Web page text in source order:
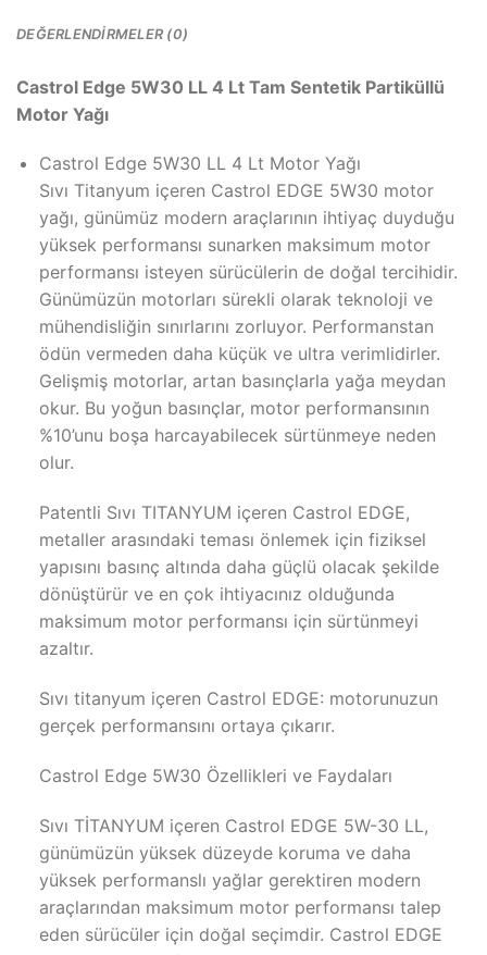
DEĞERLENDIRMELER (0)
Castrol Edge 5W30 LL 4 Lt Tam Sentetik Partiküllü
Motor Yağı
Castrol Edge 5W30 LL 4 Lt Motor Yağı
Sıvı Titanyum içeren Castrol EDGE 5W30 motor
yağı, günümüz modern araçlarının ihtiyaç duyduğu
yüksek performansı sunarken maksimum motor
performansı isteyen sürücülerin de doğal tercihidir.
Günümüzün motorları sürekli olarak teknoloji ve
mühendisliğin sınırlarını zorluyor. Performanstan
ödün vermeden daha küçük ve ultra verimlidirler.
Gelişmiş motorlar, artan basınçlarla yağa meydan
okur. Bu yoğun basınçlar, motor performansının
%10’unu boşa harcayabilecek sürtünmeye neden
olur.
Patentli Sıvı TITANYUM içeren Castrol EDGE,
metaller arasındaki teması önlemek için fiziksel
yapısını basınç altında daha güçlü olacak şekilde
dönüştürür ve en çok ihtiyacınız olduğunda
maksimum motor performansı için sürtünmeyi
azaltır.
Sıvı titanyum içeren Castrol EDGE: motorunuzun
gerçek performansını ortaya çıkarır.
Castrol Edge 5W30 Özellikleri ve Faydaları
Sıvı TİTANYUM içeren Castrol EDGE 5W-30 LL,
günümüzün yüksek düzeyde koruma ve daha
yüksek performanslı yağlar gerektiren modern
araçlarından maksimum motor performansı talep
eden sürücüler için doğal seçimdir. Castrol EDGE